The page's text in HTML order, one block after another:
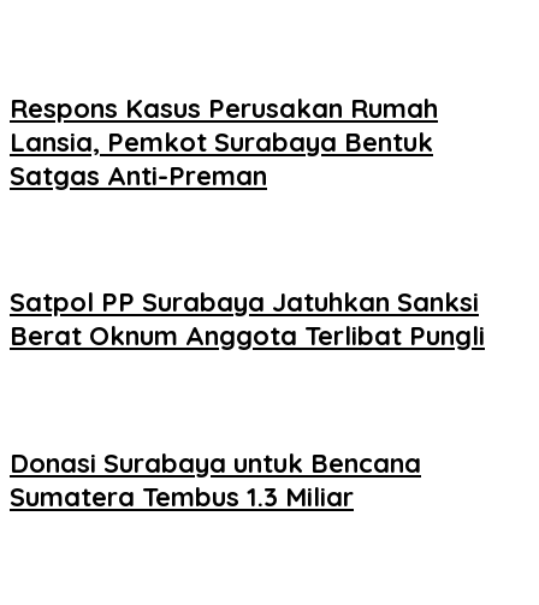
Respons Kasus Perusakan Rumah
Lansia, Pemkot Surabaya Bentuk
Satgas Anti-Preman
Satpol PP Surabaya Jatuhkan Sanksi
Berat Oknum Anggota Terlibat Pungli
Donasi Surabaya untuk Bencana
Sumatera Tembus 1.3 Miliar